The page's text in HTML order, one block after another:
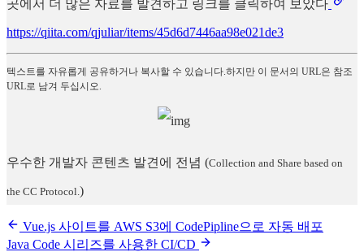
곳에서 더 많은 자료를 발견하고 링크를 클릭하여 보았다
https://qiita.com/qjuliar/items/45d6d7446aa98e021de3
텍스트를 자유롭게 공유하거나 복사할 수 있습니다.하지만 이 문서의 URL은 참조
URL로 남겨 두십시오.
우수한 개발자 콘텐츠 발견에 전념 (Collection and Share based on
the CC Protocol. )
Vue.js 사이트를 AWS S3에 CodePipline으로 자동 배포
Java Code 시리즈를 사용한 CI/CD